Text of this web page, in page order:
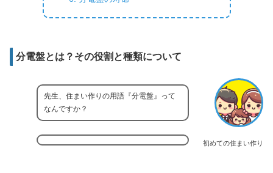
分電盤とは？その役割と種類について
初めての住まい作り
先生、住まい作りの用語『分電盤』って
なんですか？